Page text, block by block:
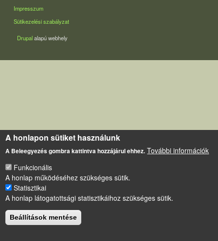
LÁBLÉC
Impresszum
Sütikezelési szabályzat
Drupalalapú webhely
A honlapon sütiket használunk
A Beleegyezés gombra kattintva hozzájárul ehhez. További információk
Funkcionális
A honlap működéséhez szükséges sütik.
Statisztikai
A honlap látogatottsági statisztikáihoz szükséges sütik.
Beállítások mentése